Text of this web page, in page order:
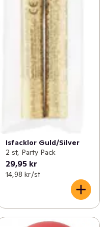
Isfacklor Guld/Silver
2 st, Party Pack
29,95 kr
14,98 kr /st